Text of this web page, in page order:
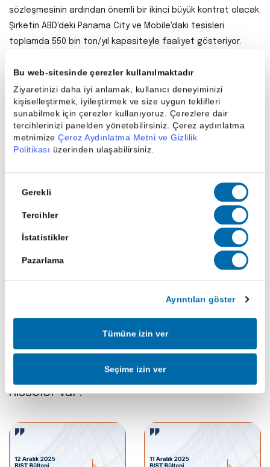
Bu web-sitesinde çerezler kullanılmaktadır
Ziyaretinizi daha iyi anlamak, kullanıcı deneyiminizi
kişiselleştirmek, iyileştirmek ve size uygun teklifleri
sunabilmek için çerezler kullanıyoruz. Çerezlere dair
tercihlerinizi panelden yönetebilirsiniz. Çerez aydınlatma
metnimize Çerez Aydınlatma Metni ve Gizlilik
Politikası üzerinden ulaşabilirsiniz.
Seçimi
Gerekli
Tercihler
İstatistikler
Pazarlama
Ayrıntıları göster
Tümüne izin ver
Seçime izin ver
sözleşmesinin ardından önemli bir ikinci büyük kontrat olacak.
Şirketin ABD'deki Panama City ve Mobile'daki tesisleri
toplamda 550 bin ton/yıl kapasiteyle faaliyet gösteriyor.
performans gösterdi ve USD bazında %15 değer kazandı.
Paylaş
BlackRock’ın
Hisselerinin Payı
%10’a Çıktı: Hangi
Hisseler var?
15 Ara 2025
15 Aralık 2025 BIST
Bülteni